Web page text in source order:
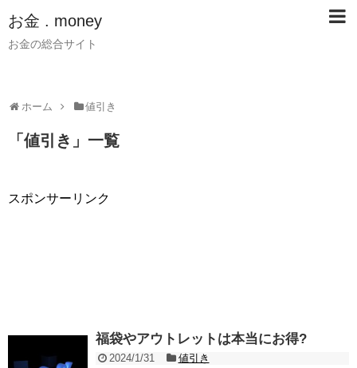
お金 . money
お金の総合サイト
ホーム 値引き
「 値引き 」 一覧
スポンサーリンク
福袋やアウトレットは本当にお得?
2024/1/31
値引き